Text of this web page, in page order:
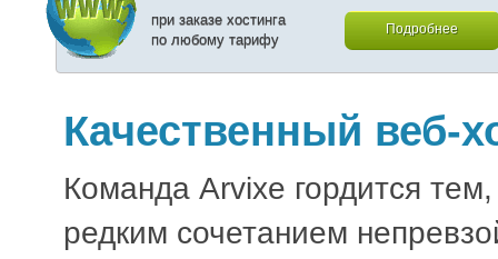
при заказе хостинга
по любому тарифу
Подробнее
Качественный веб-
Команда Arvixe гордится
редким сочетанием